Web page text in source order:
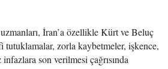
İran’a özellikle Kürt ve Beluç
tutuklamalar, zorla kaybetmeler, işkence,
son verilmesi çağrısında